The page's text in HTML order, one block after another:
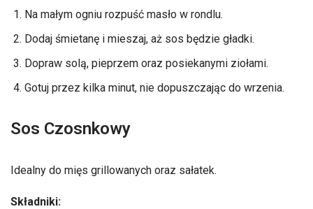
Na małym ogniu rozpuść masło w rondlu.
Dodaj śmietanę i mieszaj, aż sos będzie gładki.
Dopraw solą, pieprzem oraz posiekanymi ziołami.
Gotuj przez kilka minut, nie dopuszczając do wrzenia.
Sos Czosnkowy
Idealny do mięs grillowanych oraz sałatek.
Składniki: